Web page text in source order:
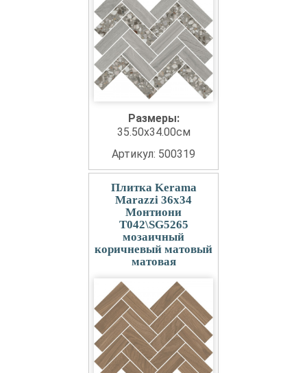
Размеры:
35.50x34.00см
Артикул: 500319
Плитка Kerama
Marazzi 36x34
Монтиони
T042\SG5265
мозаичный
коричневый матовый
матовая